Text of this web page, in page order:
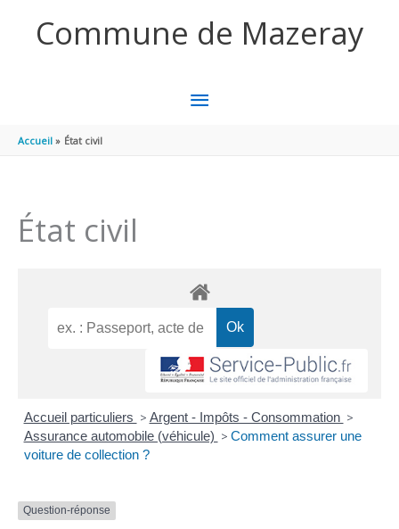
Commune de Mazeray
MENU
Accueil État civil
État civil
Accueil particuliers > Argent - Impôts - Consommation >
Assurance automobile (véhicule) > Comment assurer une
voiture de collection ?
Question-réponse